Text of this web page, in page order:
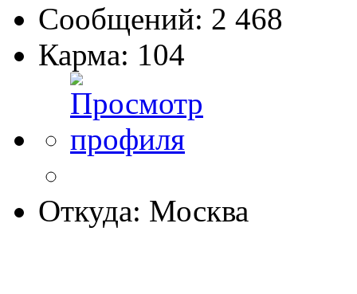
Сообщений: 2 468
Карма: 104
Откуда: Москва